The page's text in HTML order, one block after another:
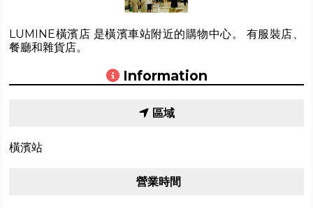
LUMINE橫濱店 是橫濱車站附近的購物中心。 有服裝店、
餐廳和雜貨店。
Information
區域
橫濱站
營業時間